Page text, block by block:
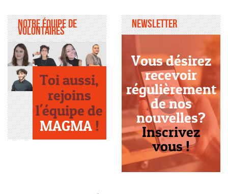
Notre équipe de
volontaires
Toi aussi,
rejoins
l'équipe de
MAGMA !
Newsletter
Vous désirez
recevoir
régulièrement
de nos
nouvelles?
Inscrivez
vous !